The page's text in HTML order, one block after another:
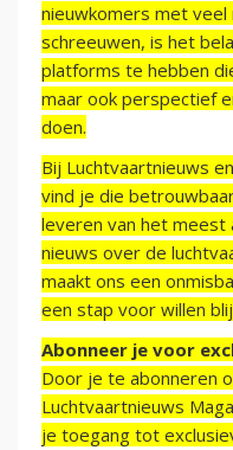
nieuwkomers met
schreeuwen, is het
platforms te hebben
maar ook perspectief
doen.
Bij Luchtvaartnieuws
vind je die
leveren van het meest
nieuws over de
maakt ons een
een stap voor willen
Abonneer je voor
Door je te abonneren
Luchtvaartnieuws
je toegang tot